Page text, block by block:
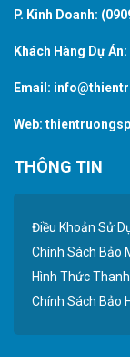
P. Kinh Doanh:
Khách Hàng Dự Án:
Email:
Web:
THÔNG TIN
Điều Khoản Sử
Chính Sách Bảo
Hình Thức
Chính Sách Bảo